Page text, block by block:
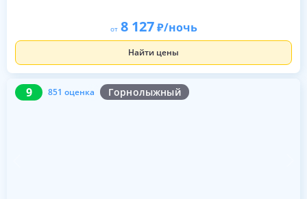
от 8 127 /ночь
Найти цены
9 851 оценка Горнолыжный
9 851 оценка